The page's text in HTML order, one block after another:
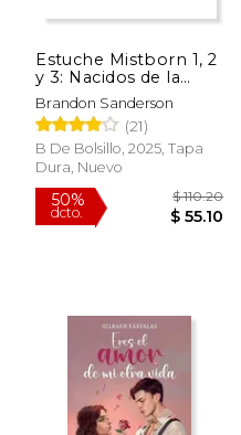
40% $ 52.43
Estuche Mistborn 1, 2
y 3: Nacidos de la
Bruma, El Pozo de la
Ascensión, El Héroe
de las Eras
Brandon Sanderson
(21)
B De Bolsillo, 2025, Tapa
Dura, Nuevo